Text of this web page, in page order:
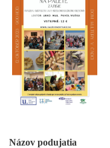
Názov podujatia